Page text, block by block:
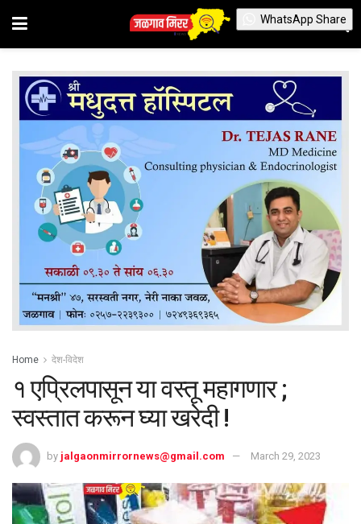
Home देश-विदेश
१ एप्रिलपासून या वस्तू महागणार ;
स्वस्तात करून घ्या खरेदी !
by jalgaonmirrornews@gmail.com March 29, 2023
WhatsApp Share